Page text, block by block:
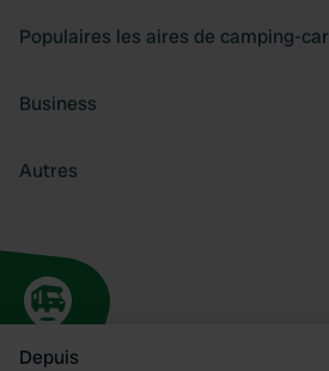
Depuis
Populaires les aires de camping-car
Business
Autres